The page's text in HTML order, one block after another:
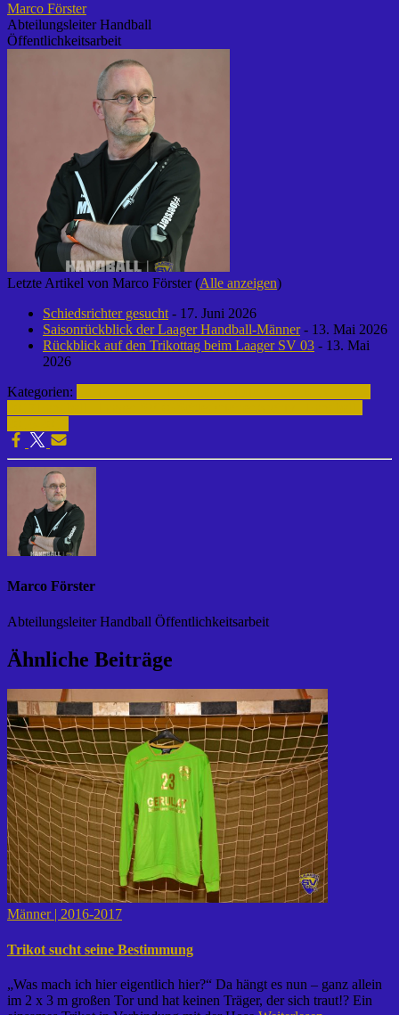
Marco Förster
Abteilungsleiter Handball
Öffentlichkeitsarbeit
Letzte Artikel von Marco Förster(Alle anzeigen)
Schiedsrichter gesucht - 17. Juni 2026
Saisonrückblick der Laager Handball-Männer- 13. Mai 2026
Rückblick auf den Trikottag beim Laager SV 03 - 13. Mai
2026
Kategorien:
Marco Förster
Abteilungsleiter Handball Öffentlichkeitsarbeit
Ähnliche Beiträge
Männer | 2016-2017
Trikot sucht seine Bestimmung
„Was mach ich hier eigentlich hier?“ Da hängt es nun – ganz allein
im 2 x 3 m großen Tor und hat keinen Träger, der sich traut!? Ein